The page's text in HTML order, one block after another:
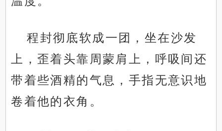
程封彻底软成一团，坐在沙发
上，歪着头靠周蒙肩上，呼吸间还
带着些酒精的气息，手指无意识地
卷着他的衣角。